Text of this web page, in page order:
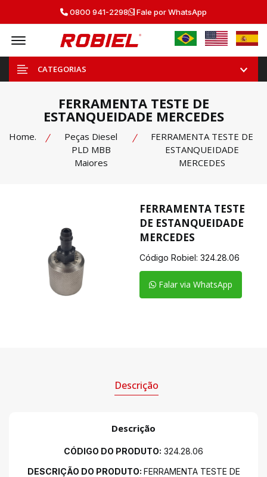
0800 941-2298 Fale por WhatsApp
Offcanvas Menu Open
CATEGORIAS
FERRAMENTA TESTE DE
ESTANQUEIDADE MERCEDES
Home.
Peças Diesel
PLD MBB
Maiores
FERRAMENTA TESTE DE
ESTANQUEIDADE
MERCEDES
FERRAMENTA TESTE
DE ESTANQUEIDADE
MERCEDES
Código Robiel: 324.28.06
Falar via WhatsApp
Descrição
Descrição
CÓDIGO DO PRODUTO: 324.28.06
DESCRIÇÃO DO PRODUTO: FERRAMENTA TESTE DE